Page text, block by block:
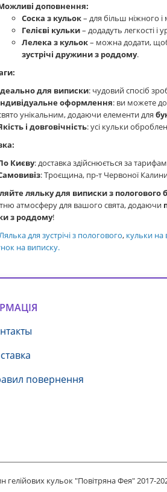
доповнення:
Соска з кульок– для більш ніжного
Гелієві кульки– додадуть легкості і
Лелека з кульок– можна додати, щоб
зустрічі дружини з роддому.
для виписки: чудовий спосіб
оформлення: ви можете
унікальним, додаючи елементи для
і довговічність: усі кульки
Києву: доставка здійснюється за
: Троєщина, пр-т Червоної
ляльку для виписки з пологового
атмосферу для вашого свята, додаючи
з роддому!
для зустрічі з пологового, кульки на
на виписку.
повернення
гелійових кульок "Повітряна Фея" 2017-